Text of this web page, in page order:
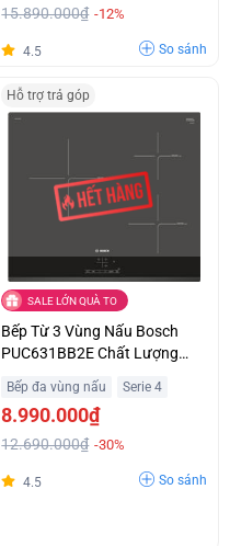
15.890.000₫ -12%
4.5 So sánh
Hỗ trợ trả góp
SALE LỚN QUÀ TO
Bếp Từ 3 Vùng Nấu Bosch
PUC631BB2E Chất Lượng
Bếp đa vùng nấu Serie 4
8.990.000₫
12.690.000₫ -30%
4.5 So sánh